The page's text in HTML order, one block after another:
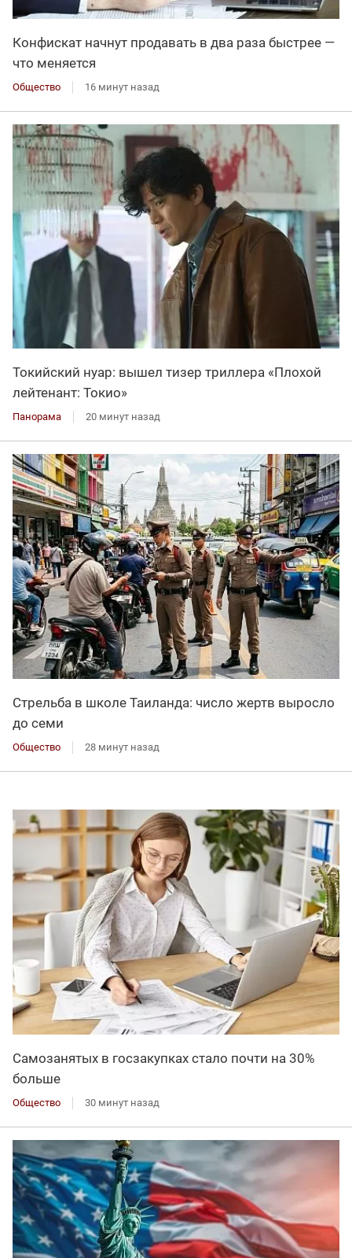
Конфискат начнут продавать в два раза быстрее —
что меняется
Общество 16 минут назад
Токийский нуар: вышел тизер триллера «Плохой
лейтенант: Токио»
Панорама 20 минут назад
Стрельба в школе Таиланда: число жертв выросло
до семи
Общество 28 минут назад
Самозанятых в госзакупках стало почти на 30%
больше
Общество 30 минут назад